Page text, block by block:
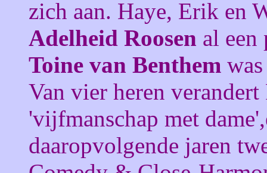
zich aan. Haye, Erik en
Adelheid Roosen al een
Toine van Benthem
Van vier heren verandert
'vijfmanschap met
daaropvolgende jaren